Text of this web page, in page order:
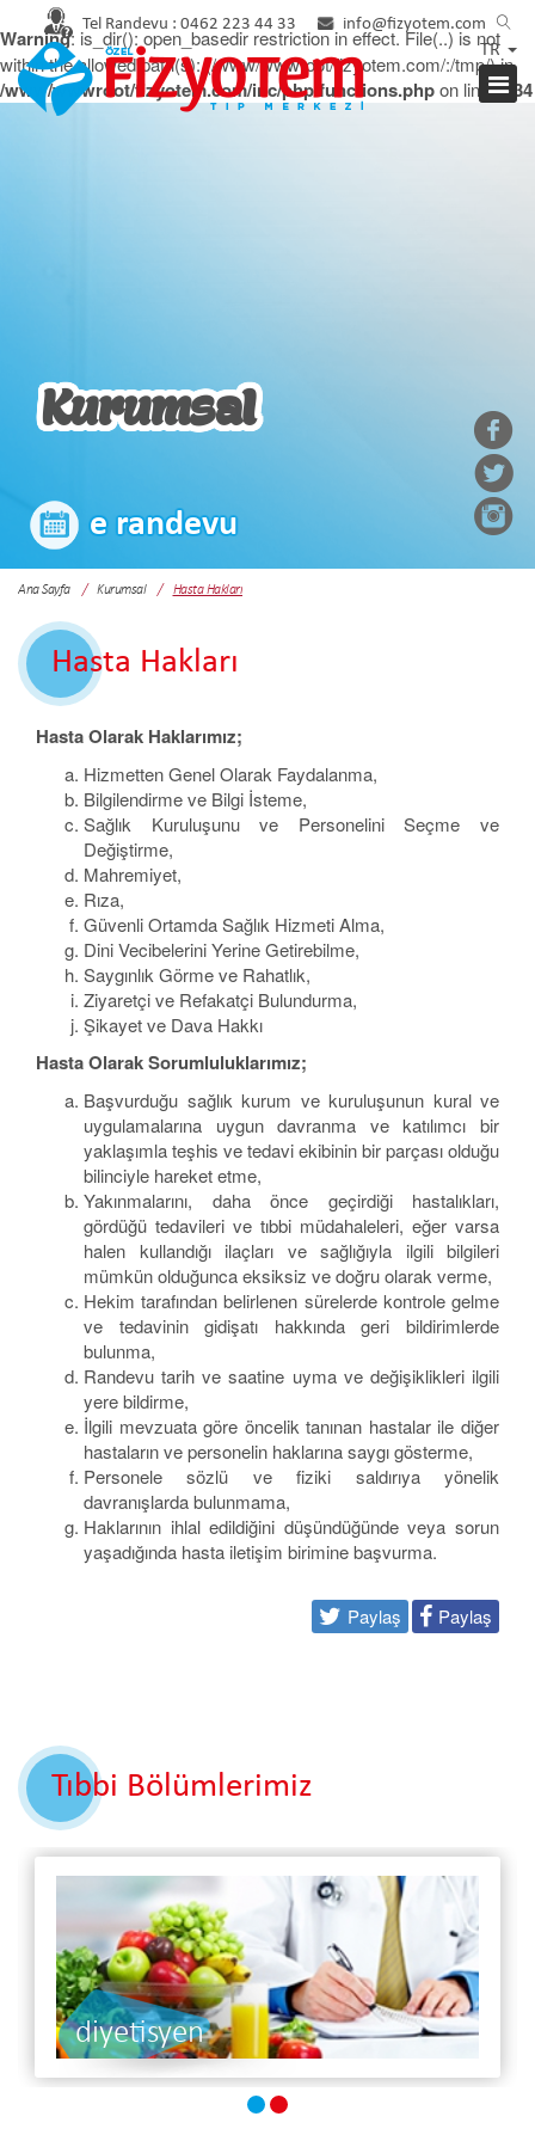
Warning: is_dir(): open_basedir restriction in effect. File(..) is not
within the allowed path(s): (/www/wwwroot/fizyotem.com/:/tmp/) in
/www/wwwroot/fizyotem.com/inc/php/functions.phpon line2934
Tel Randevu : 0462 223 44 33 info@fizyotem.com
TR
Kurumsal
e randevu
Ana Sayfa Kurumsal Hasta Hakları
Hasta Hakları
Hasta Olarak Haklarımız;
Hizmetten Genel Olarak Faydalanma,
Bilgilendirme ve Bilgi İsteme,
Sağlık Kuruluşunu ve Personelini Seçme ve
Değiştirme,
Mahremiyet,
Rıza,
Güvenli Ortamda Sağlık Hizmeti Alma,
Dini Vecibelerini Yerine Getirebilme,
Saygınlık Görme ve Rahatlık,
Ziyaretçi ve Refakatçi Bulundurma,
Şikayet ve Dava Hakkı
Hasta Olarak Sorumluluklarımız;
Başvurduğu sağlık kurum ve kuruluşunun kural ve
uygulamalarına uygun davranma ve katılımcı bir
yaklaşımla teşhis ve tedavi ekibinin bir parçası olduğu
bilinciyle hareket etme,
Yakınmalarını, daha önce geçirdiği hastalıkları,
gördüğü tedavileri ve tıbbi müdahaleleri, eğer varsa
halen kullandığı ilaçları ve sağlığıyla ilgili bilgileri
mümkün olduğunca eksiksiz ve doğru olarak verme,
Hekim tarafından belirlenen sürelerde kontrole gelme
ve tedavinin gidişatı hakkında geri bildirimlerde
bulunma,
Randevu tarih ve saatine uyma ve değişiklikleri ilgili
yere bildirme,
İlgili mevzuata göre öncelik tanınan hastalar ile diğer
hastaların ve personelin haklarına saygı gösterme,
Personele sözlü ve fiziki saldırıya yönelik
davranışlarda bulunmama,
Haklarının ihlal edildiğini düşündüğünde veya sorun
yaşadığında hasta iletişim birimine başvurma.
Paylaş
Paylaş
Tıbbi Bölümlerimiz
diyetisyen